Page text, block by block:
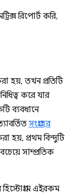
রিপোর্ট করি,
হয়, তখন প্রতিটি
করে যার
ব্যবধানে
সংগ্রহের
হয়, প্রথম বিন্দুটি
সাম্প্রতিক
এইরকম